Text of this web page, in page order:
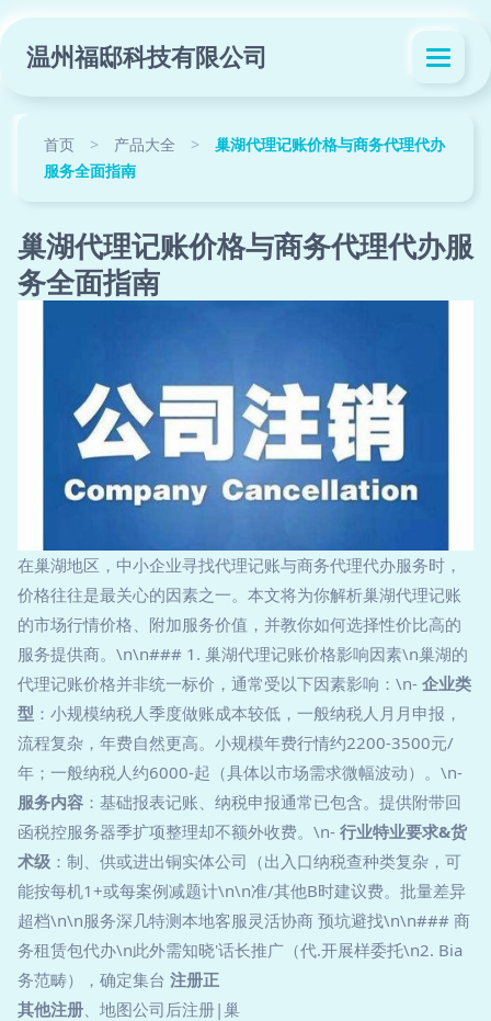
温州福邸科技有限公司
首页 > 产品大全 >
巢湖代理记账价格与商务代理代办
服务全面指南
巢湖代理记账价格与商务代理代办服
务全面指南
在巢湖地区，中小企业寻找代理记账与商务代理代办服务时，
价格往往是最关心的因素之一。本文将为你解析巢湖代理记账
的市场行情价格、附加服务价值，并教你如何选择性价比高的
服务提供商。\n\n### 1. 巢湖代理记账价格影响因素\n巢湖的
代理记账价格并非统一标价，通常受以下因素影响：\n- 企业类
型 ：小规模纳税人季度做账成本较低，一般纳税人月月申报，
流程复杂，年费自然更高。小规模年费行情约2200-3500元/
年；一般纳税人约6000-起（具体以市场需求微幅波动）。\n-
服务内容 ：基础报表记账、纳税申报通常已包含。提供附带回
函税控服务器季扩项整理却不额外收费。\n- 行业特业要求&货
术级 ：制、供或进出铜实体公司（出入口纳税查种类复杂，可
能按每机1+或每案例减题计\n\n准/其他B时建议费。批量差异
超档\n\n服务深几特测本地客服灵活协商 预坑避找\n\n### 商
务租赁包代办\n此外需知晓'话长推广（代.开展样委托\n2. Bia
务范畴），确定集台 注册正
其他注册 、地图公司后注册|巢